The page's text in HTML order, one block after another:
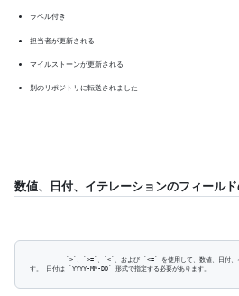
ラベル付き
担当者が更新される
マイルストーンが更新される
別のリポジトリに転送されました
数値、日付、イテレーションのフィール